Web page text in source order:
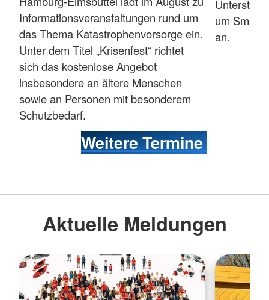
Informationsveranstaltungen rund um
das Thema Katastrophenvorsorge ein.
Unter dem Titel „Krisenfest“ richtet
sich das kostenlose Angebot
insbesondere an ältere Menschen
sowie an Personen mit besonderem
Schutzbedarf.
um
an.
Weitere Termine
Aktuelle Meldungen